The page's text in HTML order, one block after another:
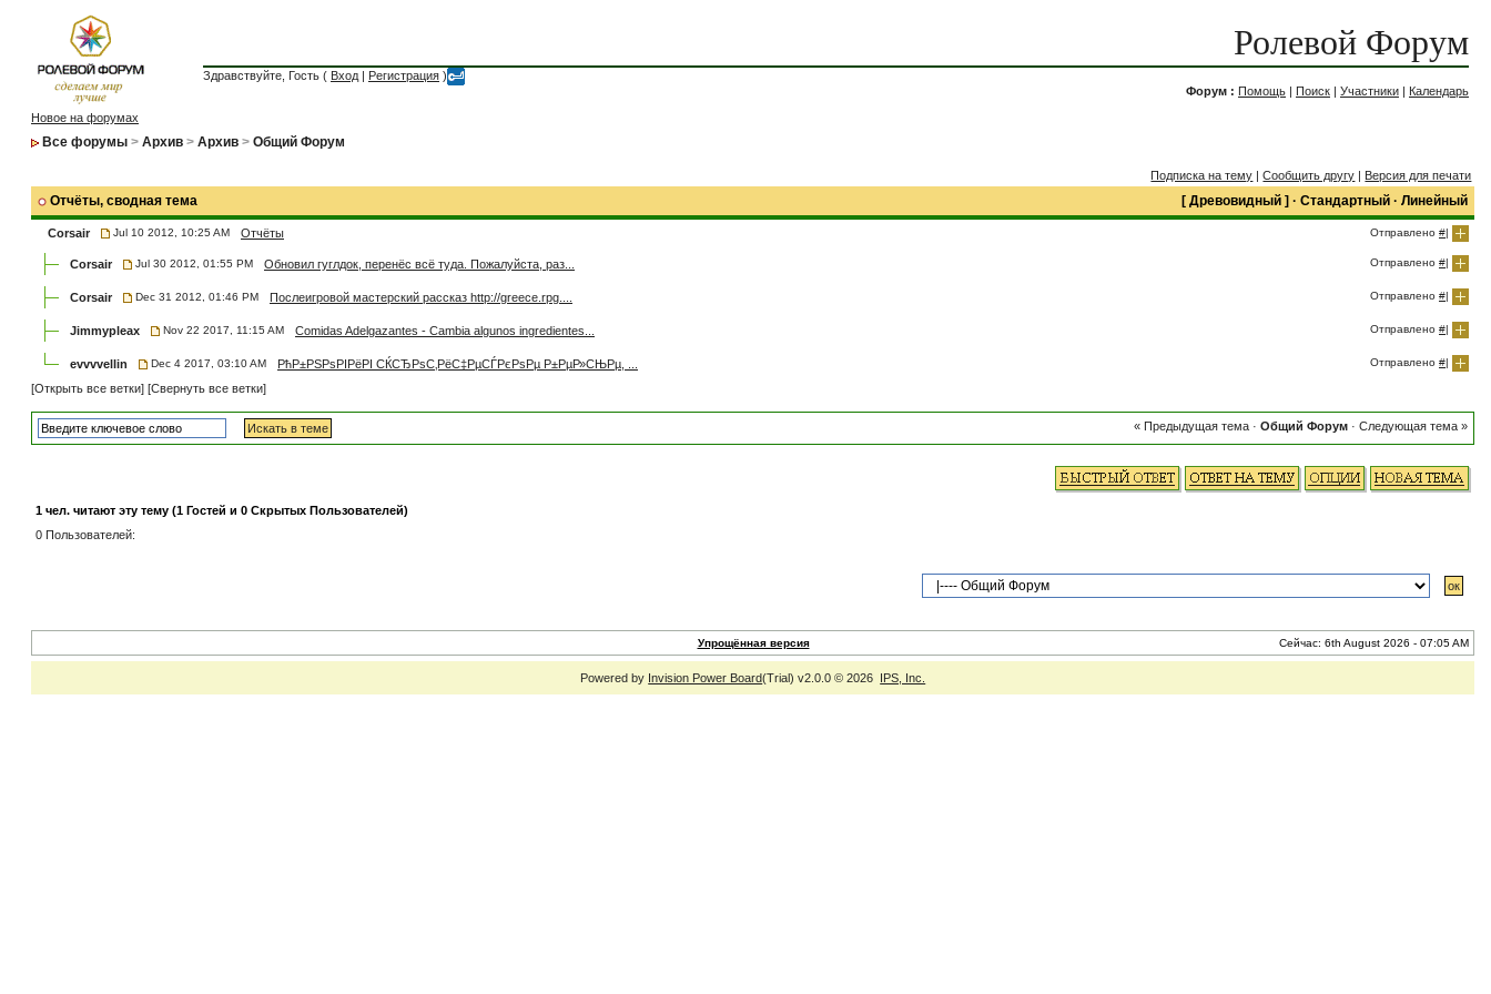
Ролевой Форум
Здравствуйте, Гость ( Вход | Регистрация )
Форум : Помощь | Поиск | Участники | Календарь
Новое на форумах
Все форумы > Архив > Архив > Общий Форум
Подписка на тему |Сообщить другу | Версия для печати
[Древовидный ] ·Стандартный ·Линейный
Отчёты, сводная тема
Corsair Jul 10 2012, 10:25 AM Отчёты Отправлено #|
Corsair Jul 30 2012, 01:55 PM Обновил гуглдок, перенёс всё туда. Пожалуйста, раз... Отправлено #|
Corsair Dec 31 2012, 01:46 PM Послеигровой мастерский рассказ http://greece.rpg.... Отправлено #|
Jimmypleax Nov 22 2017, 11:15 AM Comidas Adelgazantes - Cambia algunos ingredientes... Отправлено #|
evvvvellin Dec 4 2017, 03:10 AM РћР±РЅРѕРІРёРІ СЌСЂРѕС‚РёС‡РµСЃРєРѕРµ Р±РµР»СЊРµ, ... Отправлено #|
[Открыть все ветки] [Свернуть все ветки]
« Предыдущая тема ·Общий Форум ·Следующая тема »
1 чел. читают эту тему (1 Гостей и 0 Скрытых Пользователей)
0 Пользователей:
Упрощённая версия Сейчас: 6th August 2026 - 07:05 AM
Powered by Invision Power Board(Trial) v2.0.0 © 2026 IPS, Inc.